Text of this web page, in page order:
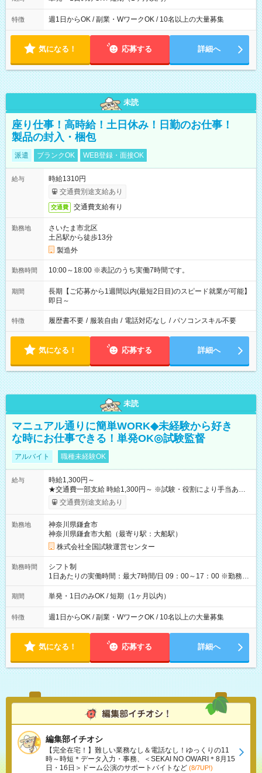
特徴 週1日からOK / 副業・WワークOK / 10名以上の大量募集
気になる！ 応募する 詳細へ
未読
座り仕事！高時給！土日休み！日勤のお仕事！
製品の封入・梱包
派遣 ブランクOK WEB登録・面接OK
給与
時給1310円
交通費別途支給あり
交通費 交通費支給有り
勤務地
さいたま市北区
土呂駅から徒歩13分
製造外
勤務時間 10:00～18:00 ※表記のうち実働7時間です。
期間
長期【ご応募から1週間以内(最短2日目)のスピード就業が可能】
即日～
特徴 履歴書不要 / 服装自由 / 電話対応なし / パソコンスキル不要
気になる！ 応募する 詳細へ
未読
マニュアル通りに簡単WORK◆未経験から好き
な時にお仕事できる！単発OK◎試験監督
アルバイト 職種未経験OK
給与
時給1,300円～
★交通費一部支給 時給1,300円～ ※試験・役割により手当あり
※勤務回数により昇給あり 【即給（前払い）オプションあ
り！】 希望される場合、勤務から1週間ほどで給与の一部を受け
例】 ・河合塾模擬試験 8:30～17:30（休憩1時間） 時給1,300円
×8時間＝日収10,400円＋交通費 ※当日の役割により時給＋100
円の場合あり ・国家試験 7:00～13:30（休憩なし） 時給1,300
円（役割手当＋100円）×6時間＝日収8,400円＋交通費 【試用期
間】試用期間なし
交通費別途支給あり
勤務地
神奈川県鎌倉市
神奈川県鎌倉市大船（最寄り駅：大船駅）
株式会社全国試験運営センター
勤務時間
シフト制
1日あたりの実働時間：最大7時間/日 09：00～17：00 ※勤務時
間は 試験により異なります。
期間 単発・1日のみOK / 短期（1ヶ月以内）
特徴 週1日からOK / 副業・WワークOK / 10名以上の大量募集
気になる！ 応募する 詳細へ
編集部イチオシ
【完全在宅！】難しい業務なし＆電話なし！ゆっくりの11
時～時短＊データ入力・事務、＜SEKAI NO OWARI＊8月15
日・16日＞ドーム公演のサポートバイトなど (8/7UP!)